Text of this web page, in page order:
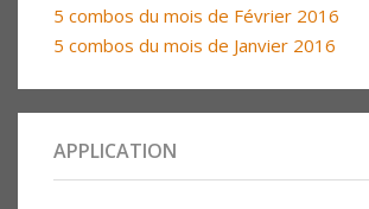
5 combos du mois de Février 2016
5 combos du mois de Janvier 2016
APPLICATION